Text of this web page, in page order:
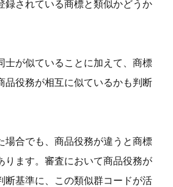
録されている商標と類似かどうか
士が似ていることに加えて、商標
品役務が相互に似ているかも判断
場合でも、商品役務が違うと商標
ります。審査において商品役務が
断基準に、この類似群コードが活